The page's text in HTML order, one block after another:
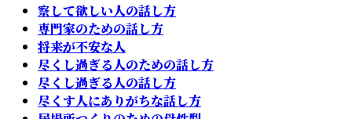
察して欲しい人の話し方
専門家のための話し方
将来が不安な人
尽くし過ぎる人のための話し方
尽くし過ぎる人の話し方
尽くす人にありがちな話し方